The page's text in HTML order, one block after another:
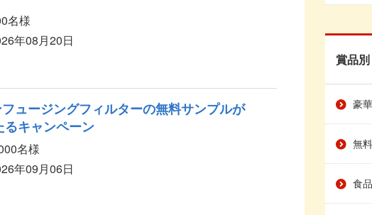
名様
年08月20日
ュージングフィルターの無料サンプルが
キャンペーン
名様
年09月06日
賞品別
豪
無
食品